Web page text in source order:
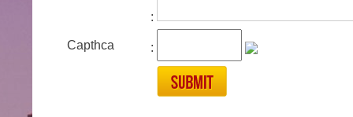
:
Capthca :